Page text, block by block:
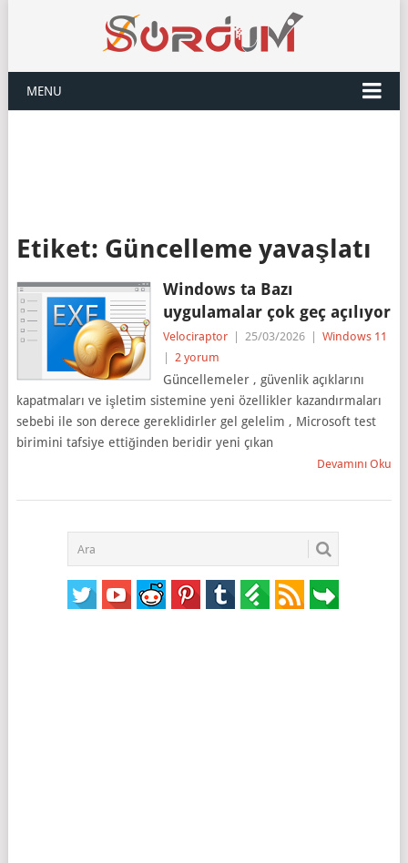
MENU
Etiket: Güncelleme yavaşlatı
Windows ta Bazı
uygulamalar çok geç açılıyor
Velociraptor 25/03/2026
Windows 11
2 yorum
Güncellemeler , güvenlik açıklarını
kapatmaları ve işletim sistemine yeni özellikler kazandırmaları
sebebi ile son derece gereklidirler gel gelelim , Microsoft test
birimini tafsiye ettiğinden beridir yeni çıkan
Devamını Oku